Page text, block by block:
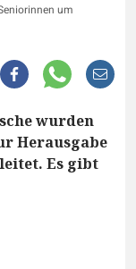
um
wurden
Herausgabe
Es gibt